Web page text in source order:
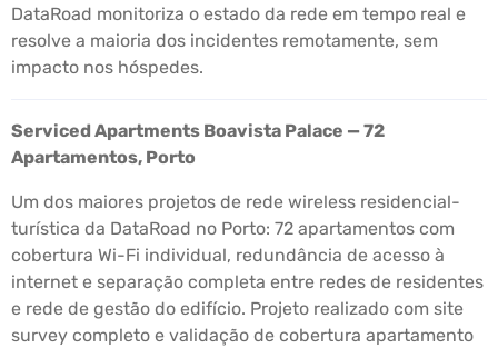
DataRoad monitoriza o estado da rede em tempo real e
resolve a maioria dos incidentes remotamente, sem
impacto nos hóspedes.
Serviced Apartments Boavista Palace — 72
Apartamentos, Porto
Um dos maiores projetos de rede wireless residencial-
turística da DataRoad no Porto: 72 apartamentos com
cobertura Wi-Fi individual, redundância de acesso à
internet e separação completa entre redes de residentes
e rede de gestão do edifício. Projeto realizado com site
survey completo e validação de cobertura apartamento